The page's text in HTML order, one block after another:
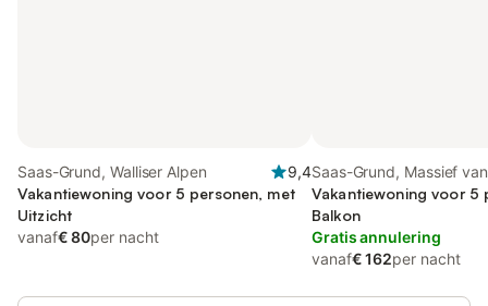
Saas-Grund, Walliser Alpen
9,4
Vakantiewoning voor 5 personen, met
Uitzicht
vanaf€ 80per nacht
Saas-Grund, Massief
Monte Rosa
Vakantiewoning voor 5
Balkon
Gratis annulering
vanaf€ 162per nacht